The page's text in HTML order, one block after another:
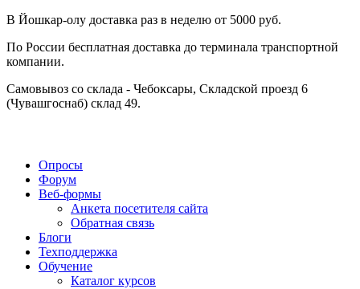
В Йошкар-олу доставка раз в неделю от 5000 руб.
По России бесплатная доставка до терминала транспортной
компании.
Самовывоз со склада - Чебоксары, Складской проезд 6
(Чувашгоснаб) склад 49.
Опросы
Форум
Веб-формы
Анкета посетителя сайта
Обратная связь
Блоги
Техподдержка
Обучение
Каталог курсов